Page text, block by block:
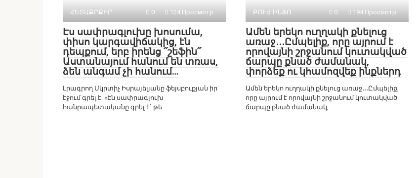
ՀԵՏԱՔՐՔԻՐ 0 124 Просмотр
Էս սափրագլուխը խոսումա,
փիսո կարգավիճակից, էն
դեպքում, երբ իրենց ՛՛շեֆին՛՛
Աստանայում հանում են տռաս,
ձեն անգամ չի հանում…
Լրագրող Մկրտիչ Իսրայելյանը ֆեյսբուքյան իր
էջում գրել է. «Էն սափրագլուխ
հանրապետականը գրել է` թե
ԲՈՒԺ ԻՆՖՈ 0 194 Просмотр
Ամեն երեկո ուղղակի քնելուց
առաջ․․․Ըմպելիք, որը այրում է
որովայնի շրջանում կուտակված
ճարպը քնած ժամանակ,
փորձեք ու կհամոզվեք ինքներդ
Ամեն երեկո ուղղակի քնելուց առաջ․․․Ըմպելիք,
որը այրում է որովայնի շրջանում կուտակված
ճարպը քնած ժամանակ,